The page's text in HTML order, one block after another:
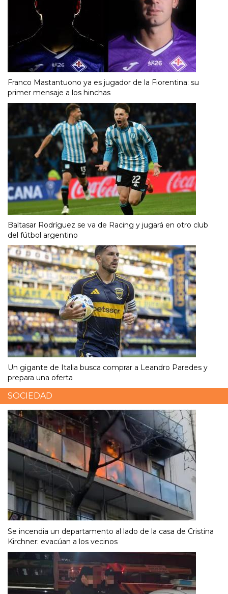
Franco Mastantuono ya es jugador de la Fiorentina: su
primer mensaje a los hinchas
Baltasar Rodríguez se va de Racing y jugará en otro club
del fútbol argentino
Un gigante de Italia busca comprar a Leandro Paredes y
prepara una oferta
SOCIEDAD
Se incendia un departamento al lado de la casa de Cristina
Kirchner: evacúan a los vecinos